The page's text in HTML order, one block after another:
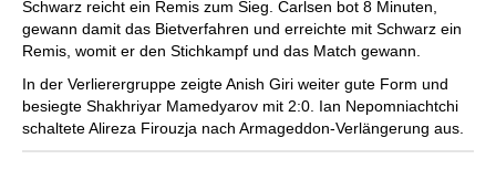
Schwarz reicht ein Remis zum Sieg. Carlsen bot 8 Minuten,
gewann damit das Bietverfahren und erreichte mit Schwarz ein
Remis, womit er den Stichkampf und das Match gewann.
In der Verlierergruppe zeigte Anish Giri weiter gute Form und
besiegte Shakhriyar Mamedyarov mit 2:0. Ian Nepomniachtchi
schaltete Alireza Firouzja nach Armageddon-Verlängerung aus.